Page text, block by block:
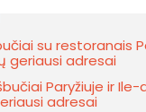
su restoranais
geriausi adresai
Paryžiuje ir
adresai